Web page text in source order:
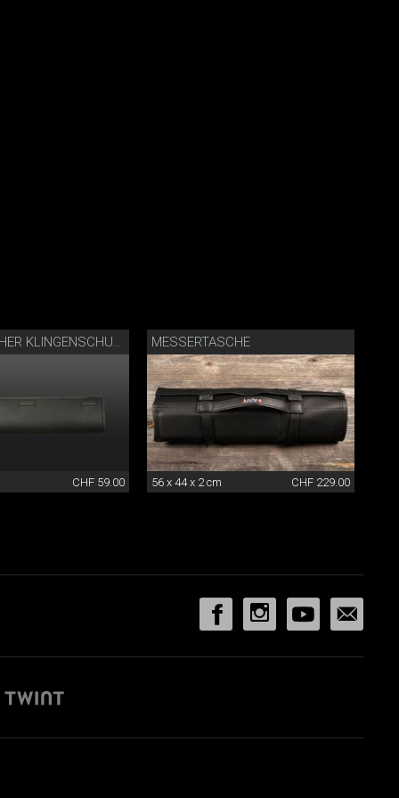
MAGNETISCHER KLINGENSCHUTZ LEDER
CHF 59.00
MESSERTASCHE
56 x 44 x 2 cm CHF 229.00